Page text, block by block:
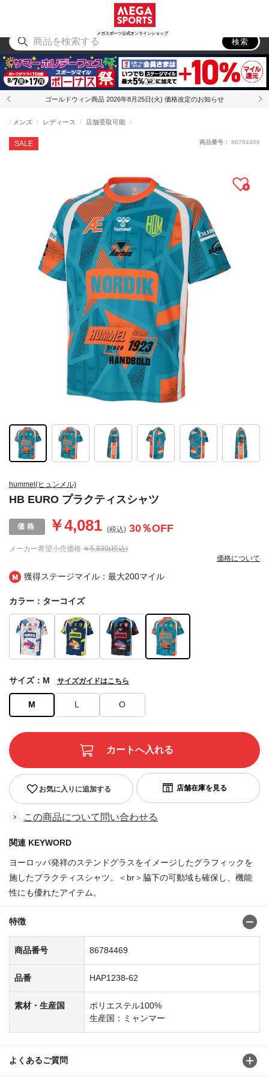
メガスポーツ公式オンラインショップ
アウトドア
検索
ゴールドウィン商品 2026年8月25日(火) 価格改定のお知らせ
獲得ステージマイル：最大200マイル
hummel(ヒュンメル)
HB EURO プラクティスシャツ
SALE
メンズ レディース 店舗受取可能
メーカー希望小売価格 ￥5,830(税込)
￥4,081 (税込) 30％OFF
価格について
商品番号： 86784469
カラー：ターコイズ
M L O
サイズ：M サイズガイドはこちら
お気に入りに追加する
この商品について問い合わせる
関連 KEYWORD
ヨーロッパ発祥のステンドグラスをイメージしたグラフィックを
施したプラクティスシャツ。＜br＞脇下の可動域も確保し、機能
性にも優れたアイテム。
特徴
商品番号 86784469
品番 HAP1238-62
素材・生産国
ポリエステル100%
生産国：ミャンマー
よくあるご質問